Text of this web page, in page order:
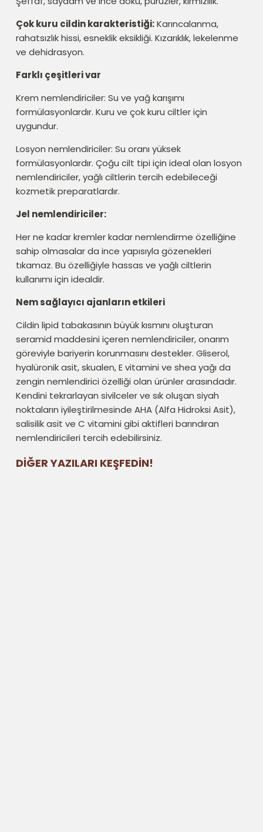
Çok kuru cildin karakteristiği:Karıncalanma,
rahatsızlık hissi, esneklik eksikliği. Kızarıklık, lekelenme
ve dehidrasyon.
Farklı çeşitleri var
Krem nemlendiriciler: Su ve yağ karışımı
formülasyonlardır. Kuru ve çok kuru ciltler için
uygundur.
Losyon nemlendiriciler: Su oranı yüksek
formülasyonlardır. Çoğu cilt tipi için ideal olan losyon
nemlendiriciler, yağlı ciltlerin tercih edebileceği
kozmetik preparatlardır.
Jel nemlendiriciler:
Her ne kadar kremler kadar nemlendirme özelliğine
sahip olmasalar da ince yapısıyla gözenekleri
tıkamaz. Bu özelliğiyle hassas ve yağlı ciltlerin
kullanımı için idealdir.
Nem sağlayıcı ajanların etkileri
Cildin lipid tabakasının büyük kısmını oluşturan
seramid maddesini içeren nemlendiriciler, onarım
göreviyle bariyerin korunmasını destekler. Gliserol,
hyalüronik asit, skualen, E vitamini ve shea yağı da
zengin nemlendirici özelliği olan ürünler arasındadır.
Kendini tekrarlayan sivilceler ve sık oluşan siyah
noktaların iyileştirilmesinde AHA (Alfa Hidroksi Asit),
salisilik asit ve C vitamini gibi aktifleri barındıran
nemlendiricileri tercih edebilirsiniz.
DİĞER YAZILARI KEŞFEDİN!